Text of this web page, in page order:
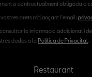
o contractualment obligada a
vostres drets mitjançant l'email:
la informació addicional i
dades a la Política de Privacitat.
Restaurant